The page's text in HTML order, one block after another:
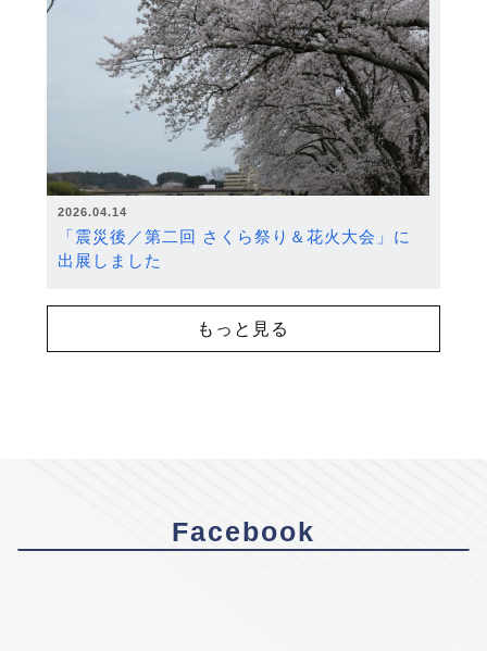
2026.04.14
「震災後／第二回 さくら祭り＆花火大会」に
出展しました
もっと見る
Facebook